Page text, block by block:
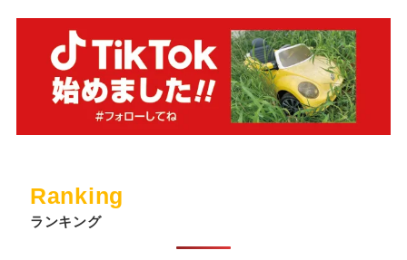
Ranking
ランキング